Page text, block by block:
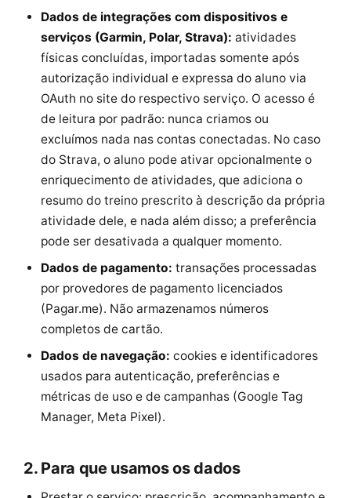
Dados de integrações com dispositivos e
serviços (Garmin, Polar, Strava): atividades
físicas concluídas, importadas somente após
autorização individual e expressa do aluno via
OAuth no site do respectivo serviço. O acesso é
de leitura por padrão: nunca criamos ou
excluímos nada nas contas conectadas. No caso
do Strava, o aluno pode ativar opcionalmente o
enriquecimento de atividades, que adiciona o
resumo do treino prescrito à descrição da própria
atividade dele, e nada além disso; a preferência
pode ser desativada a qualquer momento.
Dados de pagamento: transações processadas
por provedores de pagamento licenciados
(Pagar.me). Não armazenamos números
completos de cartão.
Dados de navegação: cookies e identificadores
usados para autenticação, preferências e
métricas de uso e de campanhas (Google Tag
Manager, Meta Pixel).
2. Para que usamos os dados